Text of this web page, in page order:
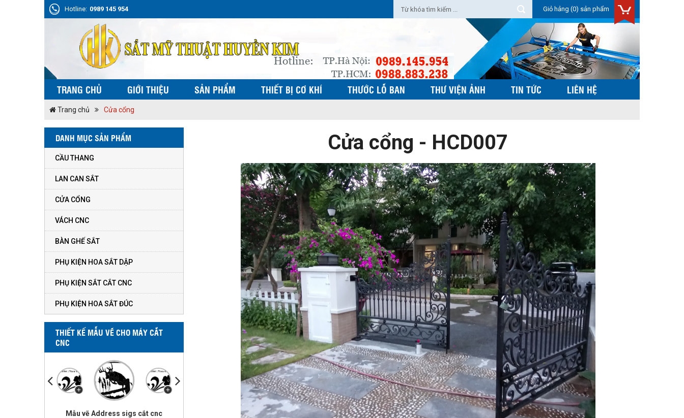
Hotline: 0989 145 954 Giỏ hảng (0) sản phẩm
TRANG CHỦ GIỚI THIỆU SẢN PHẨM THIẾT BỊ CƠ KHÍ THƯỚC LỖ BAN THƯ VIỆN ẢNH TIN TỨC LIÊN HỆ
Trang chủ Cửa cổng
DANH MỤC SẢN PHẨM
CẦU THANG
LAN CAN SẮT
CỬA CỔNG
VÁCH CNC
BÀN GHẾ SẮT
PHỤ KIỆN HOA SẮT DẬP
PHỤ KIỆN SẮT CẮT CNC
PHỤ KIỆN HOA SẮT ĐÚC
THIẾT KẾ MẪU VẼ CHO MÁY CẮT
CNC
Mẫu vẽ Address sigs cắt cnc
Mẫu vẽ Vorn 451 - 500
Cửa cổng - HCD007